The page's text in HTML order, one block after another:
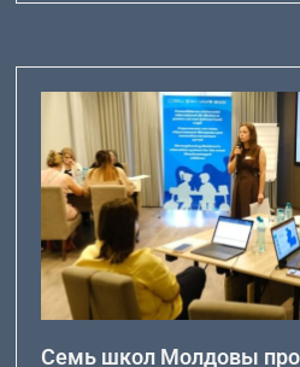
Семь школ Молдовы